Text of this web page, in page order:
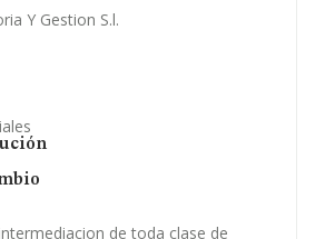
Y Gestion S.l.
de toda clase de